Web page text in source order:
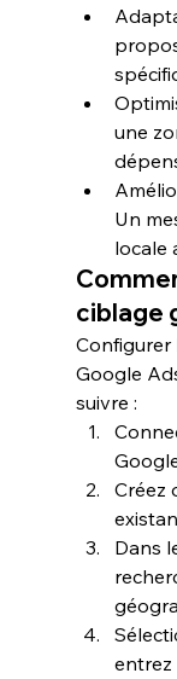
une
Un
locale
ciblage
Google
suivre :
Créez
Dans
entrez